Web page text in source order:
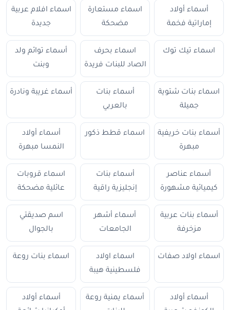
أسماء أولاد
إماراتية فخمة
اسماء مستعارة
مضحكة
اسماء افلام عربية
جديدة
اسماء تيك توك
اسماء بحرف
الصاد للبنات فريدة
أسماء توائم ولد
وبنت
اسماء بنات شتوية
جميلة
أسماء بنات
بالعربي
أسماء غريبة ونادرة
أسماء بنات خريفية
مبهرة
اسماء قطط ذكور
أسماء أولاد
النمسا مبهرة
أسماء عناصر
كيميائية مشهورة
أسماء بنات
إنجليزية راقية
اسماء قروبات
عائلية مضحكة
أسماء بنات عربية
مزخرفة
أسماء أشهر
الجامعات
اسم صديقتي
بالجوال
اسماء اولاد صفات
اسماء اولاد
فلسطينية هيبة
اسماء بنات روعة
أسماء أولاد
أسماء يمنية روعة
أسماء أولاد